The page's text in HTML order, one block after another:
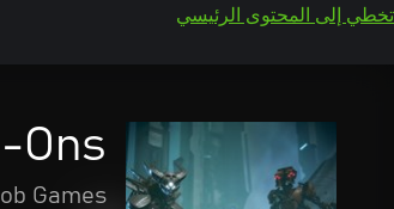
تخطي إلى المحتوى الرئيسي
Ons
Games